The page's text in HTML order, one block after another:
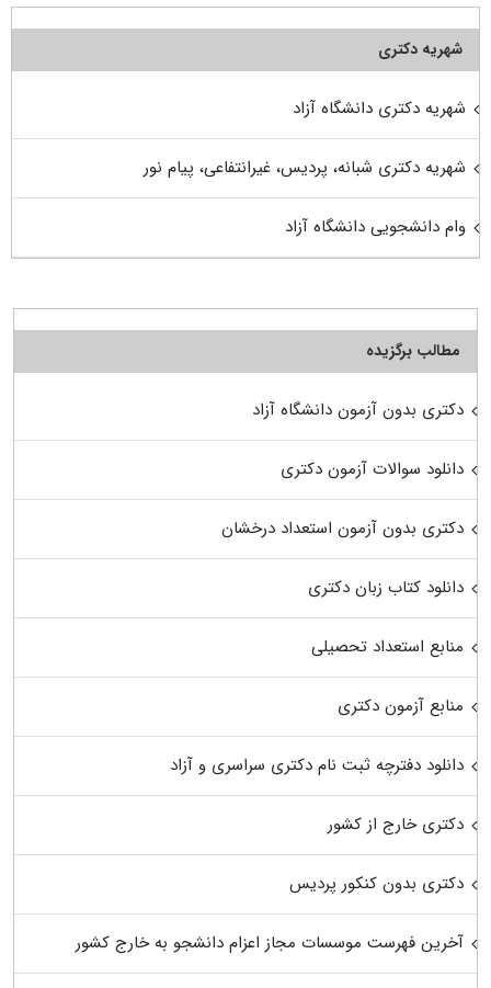
شهریه دکتری
شهریه دکتری دانشگاه آزاد
شهریه دکتری شبانه، پردیس، غیرانتفاعی، پیام نور
وام دانشجویی دانشگاه آزاد
مطالب برگزیده
دکتری بدون آزمون دانشگاه آزاد
دانلود سوالات آزمون دکتری
دکتری بدون آزمون استعداد درخشان
دانلود کتاب زبان دکتری
منابع استعداد تحصیلی
منابع آزمون دکتری
دانلود دفترچه ثبت نام دکتری سراسری و آزاد
دکتری خارج از کشور
دکتری بدون کنکور پردیس
آخرین فهرست موسسات مجاز اعزام دانشجو به خارج کشور